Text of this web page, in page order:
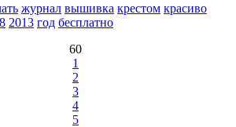
журнал вышивка крестом красиво
2013 год бесплатно
60
1
2
3
4
5